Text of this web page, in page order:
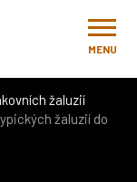
MENU
žaluzií
žaluzií do